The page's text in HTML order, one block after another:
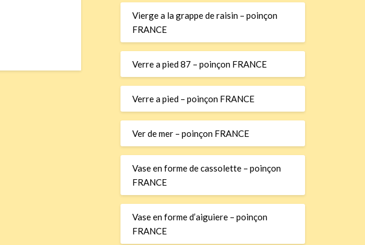
Vierge a la grappe de raisin – poinçon
FRANCE
Verre a pied 87 – poinçon FRANCE
Verre a pied – poinçon FRANCE
Ver de mer – poinçon FRANCE
Vase en forme de cassolette – poinçon
FRANCE
Vase en forme d’aiguiere – poinçon
FRANCE